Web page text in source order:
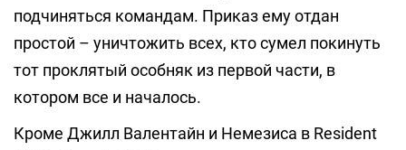
подчиняться командам. Приказ ему отдан
простой – уничтожить всех, кто сумел покинуть
тот проклятый особняк из первой части, в
котором все и началось.
Кроме Джилл Валентайн и Немезиса в Resident